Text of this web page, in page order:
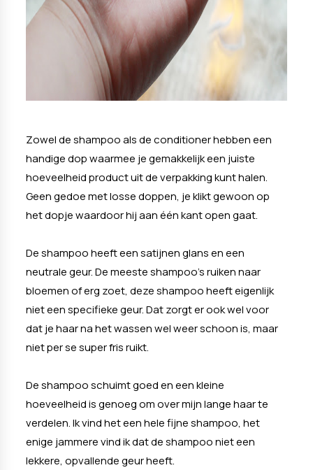
Zowel de shampoo als de conditioner hebben een
handige dop waarmee je gemakkelijk een juiste
hoeveelheid product uit de verpakking kunt halen.
Geen gedoe met losse doppen, je klikt gewoon op
het dopje waardoor hij aan één kant open gaat.
De shampoo heeft een satijnen glans en een
neutrale geur. De meeste shampoo's ruiken naar
bloemen of erg zoet, deze shampoo heeft eigenlijk
niet een specifieke geur. Dat zorgt er ook wel voor
dat je haar na het wassen wel weer schoon is, maar
niet per se super fris ruikt.
De shampoo schuimt goed en een kleine
hoeveelheid is genoeg om over mijn lange haar te
verdelen. Ik vind het een hele fijne shampoo, het
enige jammere vind ik dat de shampoo niet een
lekkere, opvallende geur heeft.